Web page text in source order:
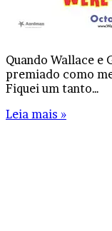
Quando Wallace e
premiado como
Fiquei um tanto…
Leia mais »